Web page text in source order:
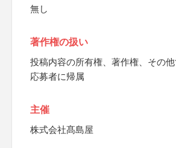
無し
著作権の扱い
投稿内容の所有権、著作権、その
応募者に帰属
主催
株式会社髙島屋